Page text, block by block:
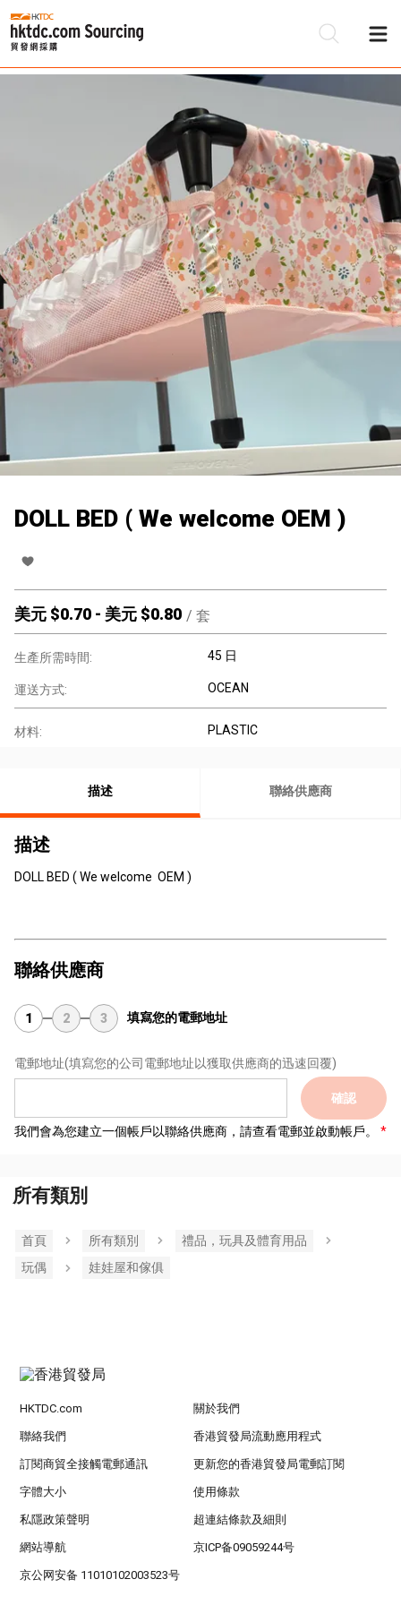
DOLL BED ( We welcome OEM )
美元 $0.70 - 美元 $0.80 / 套
生產所需時間: 45 日
運送方式: OCEAN
材料: PLASTIC
描述 聯絡供應商
描述
DOLL BED ( We welcome OEM )
聯絡供應商
1 2 3 填寫您的電郵地址
電郵地址(填寫您的公司電郵地址以獲取供應商的迅速回覆)
確認
我們會為您建立一個帳戶以聯絡供應商，請查看電郵並啟動帳戶。
所有類別
首頁 所有類別
禮品，玩具及體育用品
玩偶
娃娃屋和傢俱
HKTDC.com 關於我們
聯絡我們 香港貿發局流動應用程式
訂閱商貿全接觸電郵通訊 更新您的香港貿發局電郵訂閱
字體大小 使用條款
私隱政策聲明 超連結條款及細則
網站導航 京ICP备09059244号
京公网安备 11010102003523号